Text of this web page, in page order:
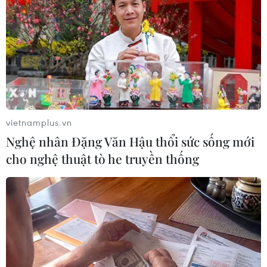
năng tấn công lục địa Mỹ
29/11/2017 03:56
Theo AFP, Triều Tiên ngày 29/11 cho biết tên lửa đạn đạo
liên lục địa (ICBM) mới mà nước này phóng lên cùng
ngày có khả năng "bao phủ toàn bộ lục địa Mỹ."
vietnamplus.vn
Nghệ nhân Đặng Văn Hậu thổi sức sống mới
cho nghệ thuật tò he truyền thống